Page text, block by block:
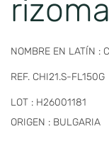
NOMBRE EN LATÍN :
REF. CHI21.S-FL150G
LOT : H26001181
ORIGEN : BULGARIA